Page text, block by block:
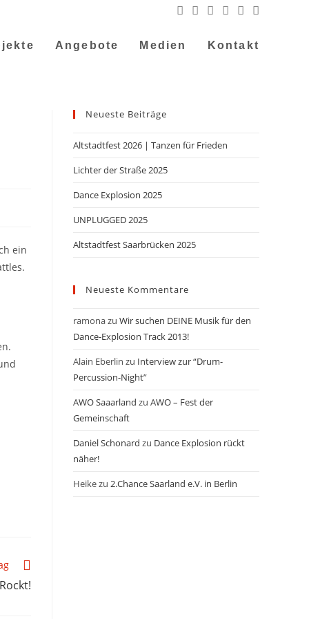
Angebote Medien Kontakt
ein
Neueste Beiträge
Altstadtfest 2026 | Tanzen für Frieden
Lichter der Straße 2025
Dance Explosion 2025
UNPLUGGED 2025
Altstadtfest Saarbrücken 2025
Neueste Kommentare
ramonazu Wir suchen DEINE Musik für den
Dance-Explosion Track 2013!
Alain Eberlin zu Interview zur “Drum-
Percussion-Night”
AWO Saaarland zu AWO – Fest der
Gemeinschaft
Daniel Schonard zu Dance Explosion rückt
näher!
Heikezu 2.Chance Saarland e.V. in Berlin